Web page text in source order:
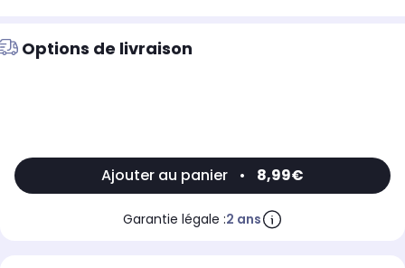
Options de livraison
Ajouter au panier • 8,99€
Garantie légale :2 ans